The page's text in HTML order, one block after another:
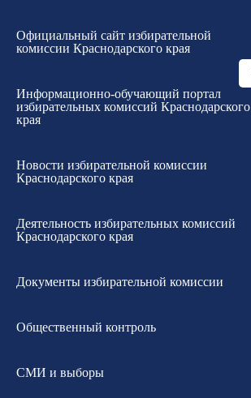
Официальный сайт избирательной
комиссии Краснодарского края
Информационно-обучающий портал
избирательных комиссий Краснодарского
края
Новости избирательной комиссии
Краснодарского края
Деятельность избирательных комиссий
Краснодарского края
Документы избирательной комиссии
Общественный контроль
СМИ и выборы